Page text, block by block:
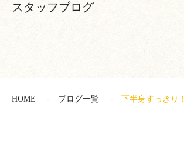
スタッフブログ
HOME ブログ一覧 下半身すっきり！